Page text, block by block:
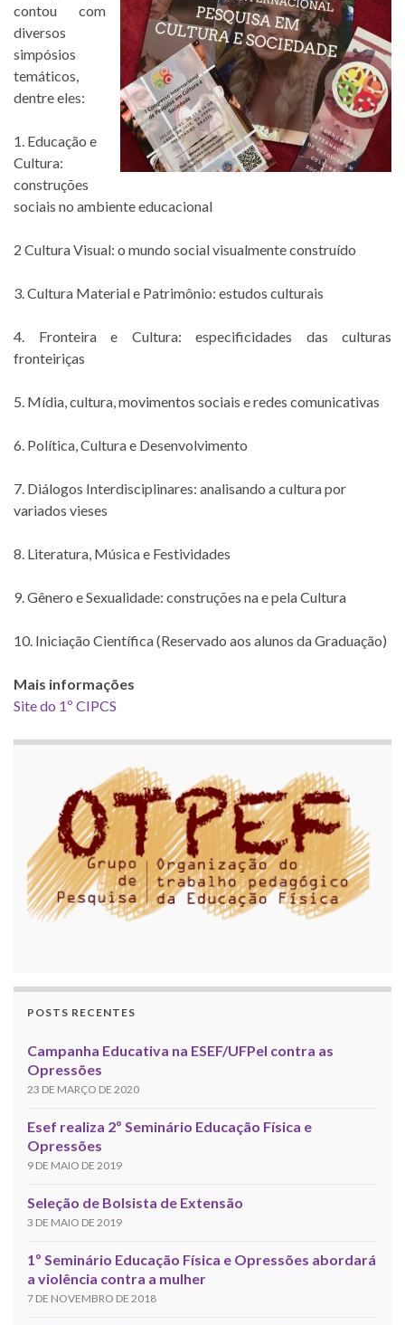
contou com
diversos
simpósios
temáticos,
dentre eles:
1. Educação e
Cultura:
construções
sociais no ambiente educacional
2 Cultura Visual: o mundo social visualmente construído
3. Cultura Material e Patrimônio: estudos culturais
4. Fronteira e Cultura: especificidades das culturas
fronteiriças
5. Mídia, cultura, movimentos sociais e redes comunicativas
6. Política, Cultura e Desenvolvimento
7. Diálogos Interdisciplinares: analisando a cultura por
variados vieses
8. Literatura, Música e Festividades
9. Gênero e Sexualidade: construções na e pela Cultura
10. Iniciação Científica (Reservado aos alunos da Graduação)
Mais informações
Site do 1º CIPCS
POSTS RECENTES
Campanha Educativa na ESEF/UFPel contra as
Opressões
23 DE MARÇO DE 2020
Esef realiza 2º Seminário Educação Física e
Opressões
9 DE MAIO DE 2019
Seleção de Bolsista de Extensão
3 DE MAIO DE 2019
1º Seminário Educação Física e Opressões abordará
a violência contra a mulher
7 DE NOVEMBRO DE 2018